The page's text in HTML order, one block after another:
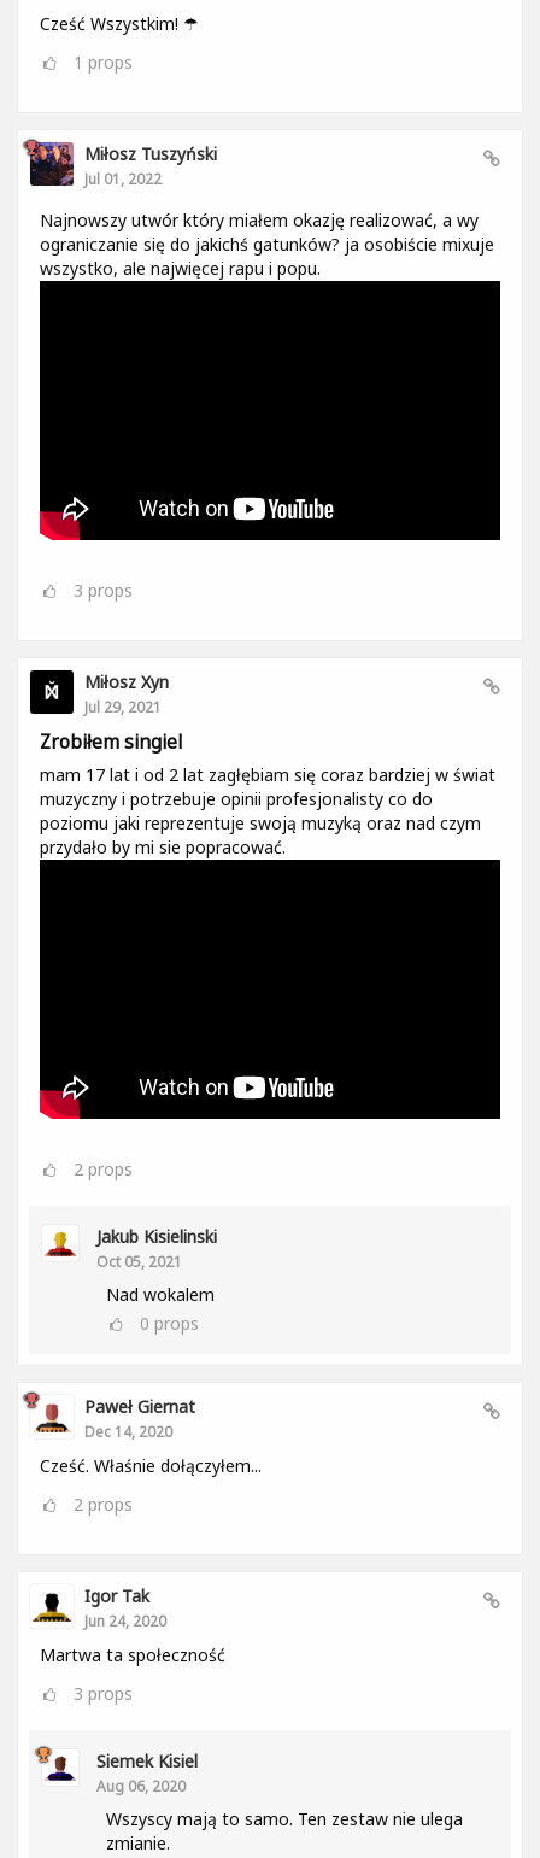
Cześć Wszystkim! ☂
1 props
Miłosz Tuszyński
Jul 01, 2022
Najnowszy utwór który miałem okazję realizować, a wy
ograniczanie się do jakichś gatunków? ja osobiście mixuje
wszystko, ale najwięcej rapu i popu.
3 props
Miłosz Xyn
Jul 29, 2021
Zrobiłem singiel
mam 17 lat i od 2 lat zagłębiam się coraz bardziej w świat
muzyczny i potrzebuje opinii profesjonalisty co do
poziomu jaki reprezentuje swoją muzyką oraz nad czym
przydało by mi sie popracować.
2 props
Jakub Kisielinski
Oct 05, 2021
Nad wokalem
0 props
Paweł Giernat
Dec 14, 2020
Cześć. Właśnie dołączyłem...
2 props
Igor Tak
Jun 24, 2020
Martwa ta społeczność
3 props
Siemek Kisiel
Aug 06, 2020
Wszyscy mają to samo. Ten zestaw nie ulega
zmianie.